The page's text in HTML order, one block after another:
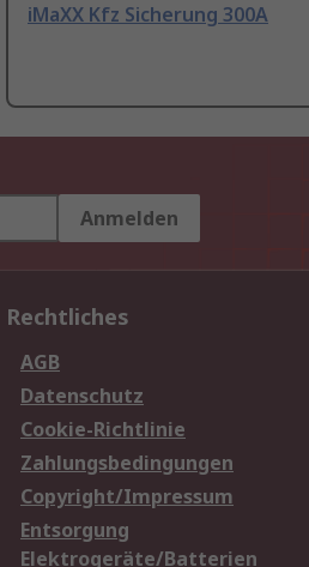
iMaXX Kfz Sicherung 300A
Anmelden
Rechtliches
AGB
Datenschutz
Cookie-Richtlinie
Zahlungsbedingungen
Copyright/Impressum
Entsorgung
Elektrogeräte/Batterien